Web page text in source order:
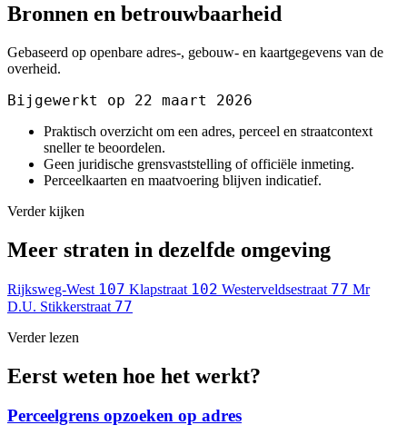
Bronnen en betrouwbaarheid
Gebaseerd op openbare adres-, gebouw- en kaartgegevens van de
overheid.
Bijgewerkt op 22 maart 2026
Praktisch overzicht om een adres, perceel en straatcontext
sneller te beoordelen.
Geen juridische grensvaststelling of officiële inmeting.
Perceelkaarten en maatvoering blijven indicatief.
Verder kijken
Meer straten in dezelfde omgeving
Rijksweg-West 107 Klapstraat 102 Westerveldsestraat 77 Mr
D.U. Stikkerstraat 77
Verder lezen
Eerst weten hoe het werkt?
Perceelgrens opzoeken op adres